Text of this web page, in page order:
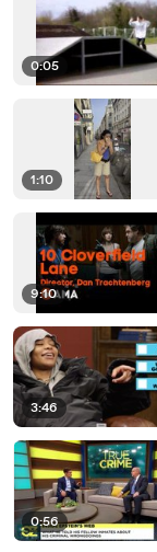
0:05
1:10
9:10
3:46
0:56